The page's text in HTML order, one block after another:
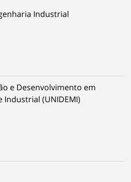
Industrial
e Desenvolvimento em
Industrial (UNIDEMI)